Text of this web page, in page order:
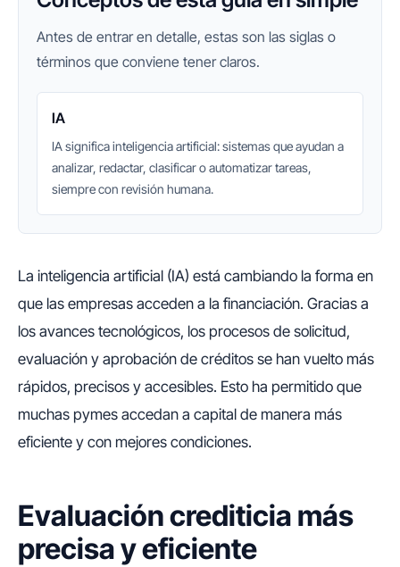
Antes de entrar en detalle, estas son las siglas o
términos que conviene tener claros.
IA
IA significa inteligencia artificial: sistemas que ayudan a
analizar, redactar, clasificar o automatizar tareas,
siempre con revisión humana.
La inteligencia artificial (IA) está cambiando la forma en
que las empresas acceden a la financiación. Gracias a
los avances tecnológicos, los procesos de solicitud,
evaluación y aprobación de créditos se han vuelto más
rápidos, precisos y accesibles. Esto ha permitido que
muchas pymes accedan a capital de manera más
eficiente y con mejores condiciones.
Evaluación crediticia más
precisa y eficiente